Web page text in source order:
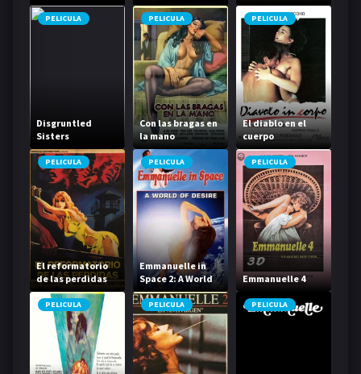
PELICULA
Disgruntled
Sisters
PELICULA
Con las bragas en
la mano
PELICULA
El diablo en el
cuerpo
PELICULA
El reformatorio
de las perdidas
PELICULA
Emmanuelle in
Space 2: A World
of Desire
PELICULA
Emmanuelle 4
PELICULA PELICULA PELICULA